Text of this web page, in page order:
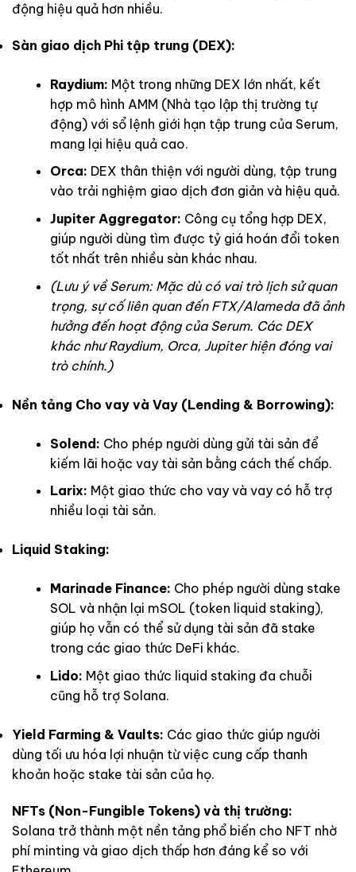
động hiệu quả hơn nhiều.
Sàn giao dịch Phi tập trung (DEX):
Raydium: Một trong những DEX lớn nhất, kết
hợp mô hình AMM (Nhà tạo lập thị trường tự
động) với sổ lệnh giới hạn tập trung của Serum,
mang lại hiệu quả cao.
Orca: DEX thân thiện với người dùng, tập trung
vào trải nghiệm giao dịch đơn giản và hiệu quả.
Jupiter Aggregator: Công cụ tổng hợp DEX,
giúp người dùng tìm được tỷ giá hoán đổi token
tốt nhất trên nhiều sàn khác nhau.
(Lưu ý về Serum: Mặc dù có vai trò lịch sử quan
trọng, sự cố liên quan đến FTX/Alameda đã ảnh
hưởng đến hoạt động của Serum. Các DEX
khác như Raydium, Orca, Jupiter hiện đóng vai
trò chính.)
Nền tảng Cho vay và Vay (Lending & Borrowing):
Solend: Cho phép người dùng gửi tài sản để
kiếm lãi hoặc vay tài sản bằng cách thế chấp.
Larix: Một giao thức cho vay và vay có hỗ trợ
nhiều loại tài sản.
Liquid Staking:
Marinade Finance: Cho phép người dùng stake
SOL và nhận lại mSOL (token liquid staking),
giúp họ vẫn có thể sử dụng tài sản đã stake
trong các giao thức DeFi khác.
Lido: Một giao thức liquid staking đa chuỗi
cũng hỗ trợ Solana.
Yield Farming & Vaults: Các giao thức giúp người
dùng tối ưu hóa lợi nhuận từ việc cung cấp thanh
khoản hoặc stake tài sản của họ.
NFTs (Non-Fungible Tokens) và thị trường:
Solana trở thành một nền tảng phổ biến cho NFT nhờ
phí minting và giao dịch thấp hơn đáng kể so với